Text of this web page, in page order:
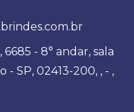
- 8° andar, sala
- SP, 02413-200, , - ,